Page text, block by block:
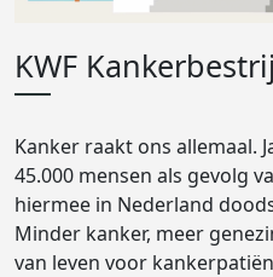
KWF
Kanker raakt ons allemaal.
45.000 mensen als gevolg
hiermee in Nederland
Minder kanker, meer
van leven voor